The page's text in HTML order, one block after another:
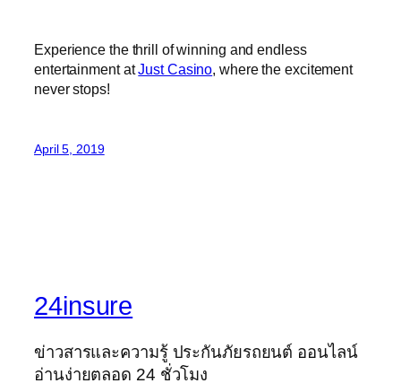
Experience the thrill of winning and endless
entertainment atJust Casino, where the excitement
never stops!
April 5, 2019
24insure
ข่าวสารและความรู้ ประกันภัยรถยนต์ ออนไลน์
อ่านง่ายตลอด 24 ชั่วโมง